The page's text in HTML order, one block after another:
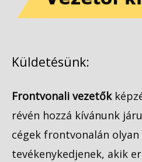
Küldetésünk:
Frontvonali vezetők
révén hozzá kívánunk
cégek frontvonalán
tevékenykedjenek, akik